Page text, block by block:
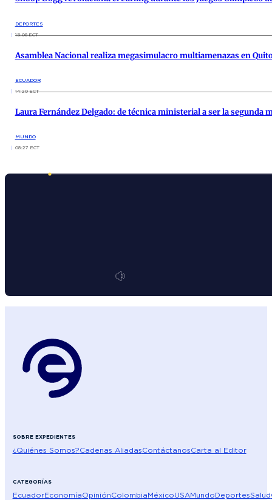
DEPORTES
15:08 ECT
Asamblea Nacional realiza megasimulacro multiamenazas en
ECUADOR
14:20 ECT
Laura Fernández Delgado: de técnica ministerial a ser la segunda
MUNDO
08:27 ECT
SOBRE EXPEDIENTES
¿Quiénes Somos?Cadenas AliadasContáctanosCarta al Editor
CATEGORÍAS
EcuadorEconomíaOpiniónColombiaMéxicoUSAMundoDeportesSalud